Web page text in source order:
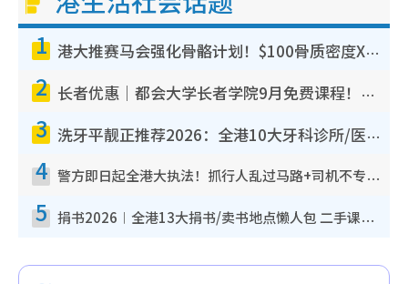
1 港大推赛马会强化骨骼计划！$100骨质密度X光检查 完成免费运动训练送超市礼券！附参加资格
2 长者优惠｜都会大学长者学院9月免费课程！多媒体/微电影创作/网络安全 附报名方法教学
3 洗牙平靓正推荐2026：全港10大牙科诊所/医院懒人包，夜诊至8点/镇静洁牙/医疗券适用
4 警方即日起全港大执法！抓行人乱过马路+司机不专注驾驶！乱过马路罚$2000
5 捐书2026︱全港13大捐书/卖书地点懒人包 二手课本最高$150＋旧书换免费咖啡/戏票